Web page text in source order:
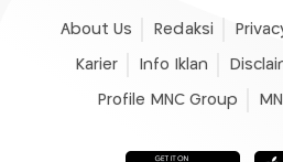
About Us Redaksi
Karier Info Iklan
Profile MNC Group